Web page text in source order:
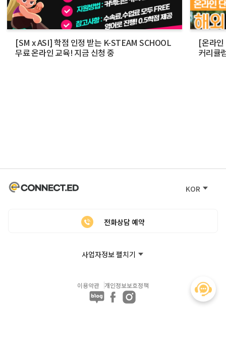
[SM x ASI] 학점 인정 받는 K-STEAM SCHOOL
무료 온라인 교육! 지금 신청 중
[온라인
커리큘
KOR
전화상담 예약
사업자정보 펼치기
이용약관 개인정보보호정책